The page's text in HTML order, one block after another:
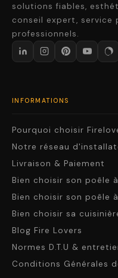
solutions fiables,
conseil expert, service
professionnels.
INFORMATIONS
Pourquoi choisir
Notre réseau
Livraison & Paiement
Bien choisir son poêle
Bien choisir son poêle
Bien choisir sa
Blog Fire Lovers
Normes D.T.U &
Conditions Générales